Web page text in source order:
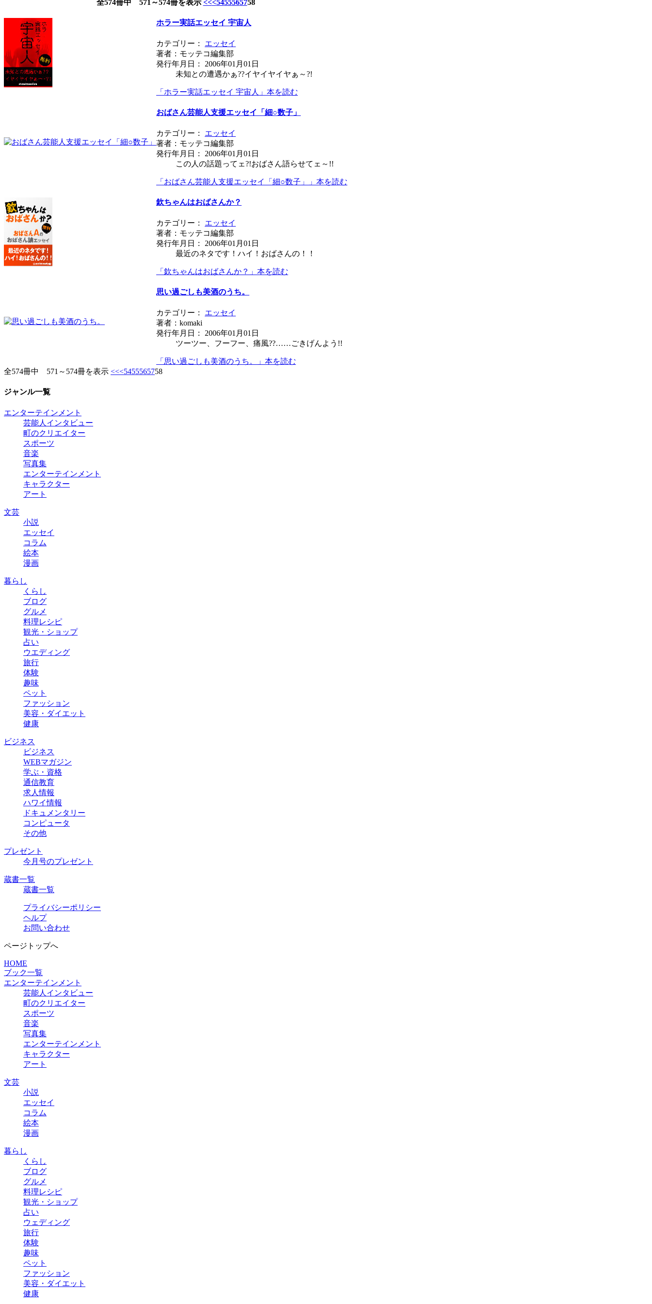
全574冊中 571～574冊を表示 <<<5455565758
ホラー実話エッセイ 宇宙人
カテゴリー： エッセイ
著者：モッテコ編集部
発行年月日： 2006年01月01日
未知との遭遇かぁ??イヤイヤイヤぁ～?!
「ホラー実話エッセイ 宇宙人」本を読む
おばさん芸能人支援エッセイ「細○数子」
カテゴリー： エッセイ
著者：モッテコ編集部
発行年月日： 2006年01月01日
この人の話題ってェ?!おばさん語らせてェ～!!
「おばさん芸能人支援エッセイ「細○数子」」本を読む
欽ちゃんはおばさんか？
カテゴリー： エッセイ
著者：モッテコ編集部
発行年月日： 2006年01月01日
最近のネタです！ハイ！おばさんの！！
「欽ちゃんはおばさんか？」本を読む
思い過ごしも美酒のうち。
カテゴリー： エッセイ
著者：komaki
発行年月日： 2006年01月01日
ツーツー、フーフー、痛風??……ごきげんよう!!
「思い過ごしも美酒のうち。」本を読む
全574冊中 571～574冊を表示 <<<5455565758
ジャンル一覧
エンターテインメント
芸能人インタビュー
町のクリエイター
スポーツ
音楽
写真集
エンターテインメント
キャラクター
アート
文芸
小説
エッセイ
コラム
絵本
漫画
暮らし
くらし
ブログ
グルメ
料理レシピ
観光・ショップ
占い
ウエディング
旅行
体験
趣味
ペット
ファッション
美容・ダイエット
健康
ビジネス
ビジネス
WEBマガジン
学ぶ・資格
通信教育
求人情報
ハワイ情報
ドキュメンタリー
コンピュータ
その他
プレゼント
今月号のプレゼント
蔵書一覧
蔵書一覧
プライバシーポリシー
ヘルプ
お問い合わせ
ページトップへ
HOME
ブック一覧
エンターテインメント
芸能人インタビュー
町のクリエイター
スポーツ
音楽
写真集
エンターテインメント
キャラクター
アート
文芸
小説
エッセイ
コラム
絵本
漫画
暮らし
くらし
ブログ
グルメ
料理レシピ
観光・ショップ
占い
ウェディング
旅行
体験
趣味
ペット
ファッション
美容・ダイエット
健康